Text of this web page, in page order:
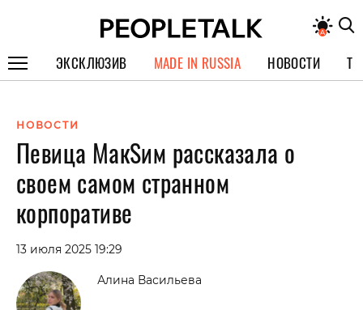
ЭКСКЛЮЗИВ
СПЕЦПРОЕКТЫ
ИНТЕРВЬЮ
ПОКОЛЕНИЕ
MADE IN RUSSIA НОВОСТИ
НОВОСТИ
Певица МакSим рассказала о
своем самом странном
корпоративе
13 июля 2025 19:29
Алина Васильева